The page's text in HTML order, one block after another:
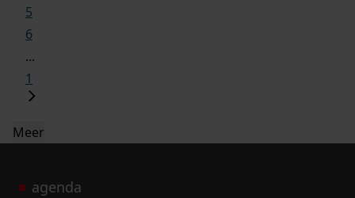
5
6
...
1
Meer
agenda